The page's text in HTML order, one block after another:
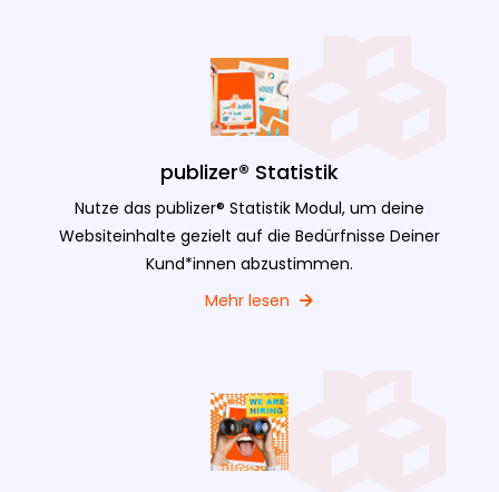
publizer® Statistik
Nutze das publizer® Statistik Modul, um deine
Websiteinhalte gezielt auf die Bedürfnisse Deiner
Kund*innen abzustimmen.
Mehr lesen